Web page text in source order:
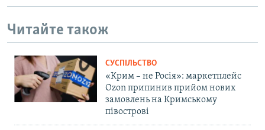
Читайте також
СУСПІЛЬСТВО
«Крим – не Росія»: маркетплейс
Ozon припинив прийом нових
замовлень на Кримському
півострові